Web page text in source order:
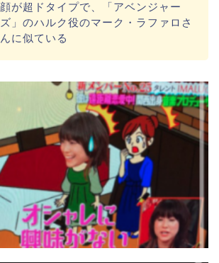
顔が超ドタイプで、「アベンジャー
ズ」のハルク役のマーク・ラファロさ
んに似ている